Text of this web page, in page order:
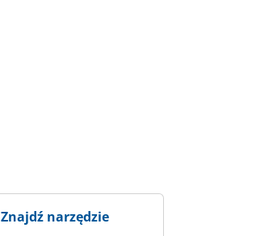
Znajdź narzędzie